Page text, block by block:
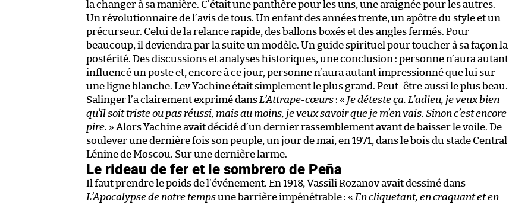
la changer à sa manière. C’était une panthère pour les uns, une araignée pour les autres.
Un révolutionnaire de l’avis de tous. Un enfant des années trente, un apôtre du style et un
précurseur. Celui de la relance rapide, des ballons boxés et des angles fermés. Pour
beaucoup, il deviendra par la suite un modèle. Un guide spirituel pour toucher à sa façon la
postérité. Des discussions et analyses historiques, une conclusion : personne n’aura autant
influencé un poste et, encore à ce jour, personne n’aura autant impressionné que lui sur
une ligne blanche. Lev Yachine était simplement le plus grand. Peut-être aussi le plus beau.
Salinger l’a clairement exprimé dans L’Attrape-cœurs : « Je déteste ça. L’adieu, je veux bien
qu’il soit triste ou pas réussi, mais au moins, je veux savoir que je m’en vais. Sinon c’est encore
pire. » Alors Yachine avait décidé d’un dernier rassemblement avant de baisser le voile. De
soulever une dernière fois son peuple, un jour de mai, en 1971, dans le bois du stade Central
Lénine de Moscou. Sur une dernière larme.
Le rideau de fer et le sombrero de Peña
Il faut prendre le poids de l’événement. En 1918, Vassili Rozanov avait dessiné dans
L’Apocalypse de notre tempsune barrière impénétrable : « En cliquetant, en craquant et en